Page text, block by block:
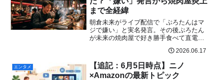
まで全経緯
朝倉未来がライブ配信で「ぷろたんはマ
ジで嫌い」と実名発言。その後ぷろたん
が未来の焼肉屋で好き勝手食べて直電。
2026.06.17
エンタメ
【追記：6月5日時点】ニノ
×Amazonの最新トピック